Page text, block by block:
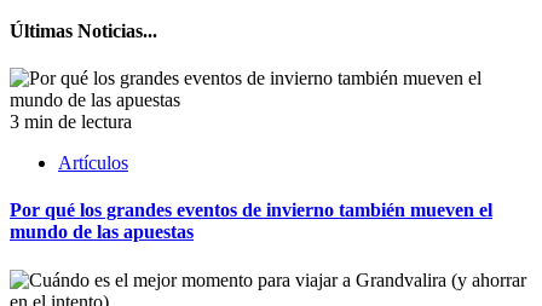
Últimas Noticias...
3 min de lectura
Artículos
Por qué los grandes eventos de invierno también mueven el
mundo de las apuestas